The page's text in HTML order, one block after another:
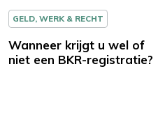
GELD, WERK & RECHT
Wanneer krijgt u wel of
niet een BKR-registratie?